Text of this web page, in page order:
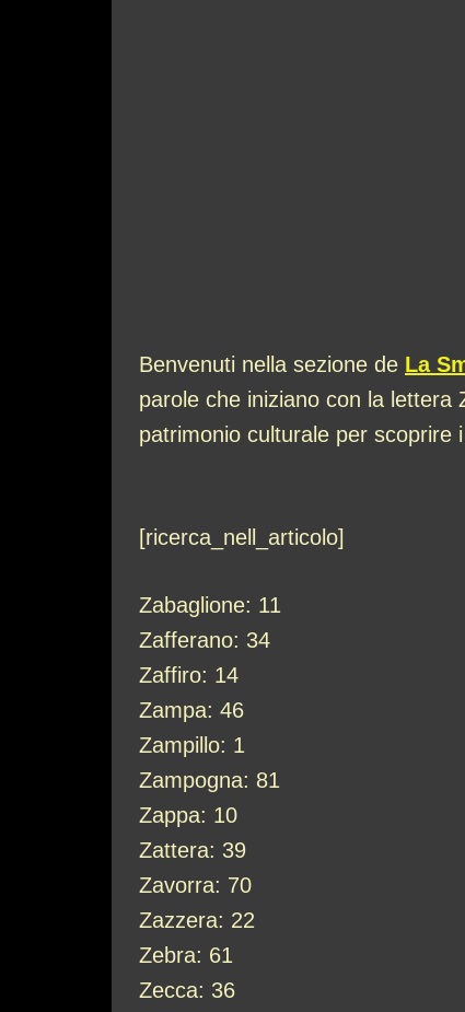
Benvenuti nella sezione de La
parole che iniziano con la lettera
patrimonio culturale per scoprire
[ricerca_nell_articolo]
Zabaglione: 11
Zafferano: 34
Zaffiro: 14
Zampa: 46
Zampillo: 1
Zampogna: 81
Zappa: 10
Zattera: 39
Zavorra: 70
Zazzera: 22
Zebra: 61
Zecca: 36